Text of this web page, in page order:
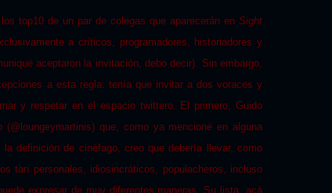
top10 de un par de colegas que aparecerán en Sight
a críticos, programadores, historiadores y
aceptaron la invitación, debo decir). Sin embargo,
a esta regla: tenía que invitar a dos voraces y
y respetar en el espacio twittero. El primero, Guido
(@loungeymartinis) que, como ya mencioné en alguna
definición de cinéfago, creo que debería llevar, como
tan personales, idiosincráticos, populacheros, incluso
expresar de muy diferentes maneras. Su lista, acá